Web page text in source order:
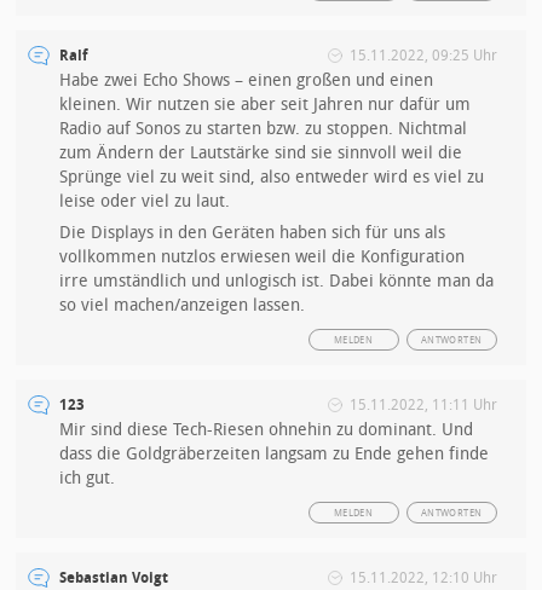
Ralf 15.11.2022, 09:25 Uhr
Habe zwei Echo Shows – einen großen und einen
kleinen. Wir nutzen sie aber seit Jahren nur dafür um
Radio auf Sonos zu starten bzw. zu stoppen. Nichtmal
zum Ändern der Lautstärke sind sie sinnvoll weil die
Sprünge viel zu weit sind, also entweder wird es viel zu
leise oder viel zu laut.
Die Displays in den Geräten haben sich für uns als
vollkommen nutzlos erwiesen weil die Konfiguration
irre umständlich und unlogisch ist. Dabei könnte man da
so viel machen/anzeigen lassen.
ANTWORTEN
MELDEN
123 15.11.2022, 11:11 Uhr
Mir sind diese Tech-Riesen ohnehin zu dominant. Und
dass die Goldgräberzeiten langsam zu Ende gehen finde
ich gut.
ANTWORTEN
MELDEN
Sebastian Voigt 15.11.2022, 12:10 Uhr